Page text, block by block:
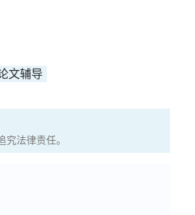
文辅导
法律责任。